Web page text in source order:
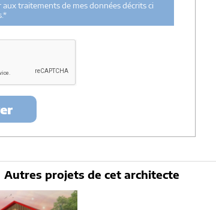
Architectes-france.com et les architectes de
projet.
courant à partir des derniers contacts effectifs
de la maitrise d'oeuvre en rapport avec
exercer votre droit d'accès aux données vous
23 avenue du Mirail - parc du Mirail - 33370
france.com
traitements de mes données décrits ci
Autres projets de cet architecte